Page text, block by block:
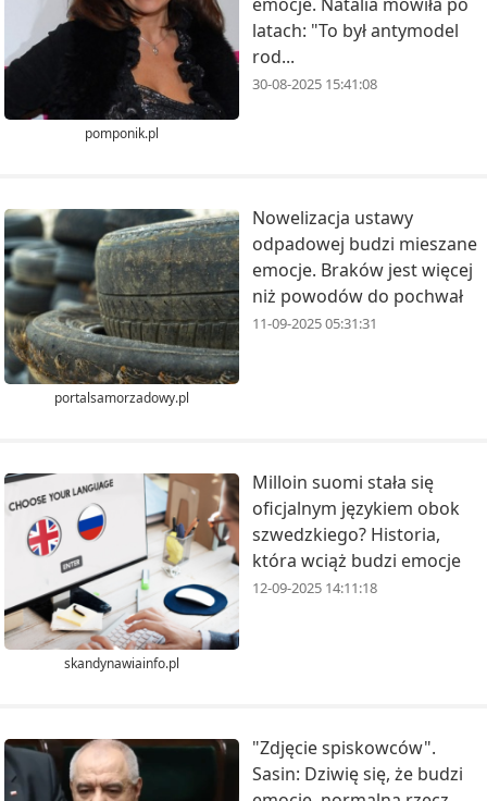
pomponik.pl
latach: "To był antymodel
rod...
30-08-2025 15:41:08
portalsamorzadowy.pl
Nowelizacja ustawy
odpadowej budzi mieszane
emocje. Braków jest więcej
niż powodów do pochwał
11-09-2025 05:31:31
skandynawiainfo.pl
Milloin suomi stała się
oficjalnym językiem obok
szwedzkiego? Historia,
która wciąż budzi emocje
12-09-2025 14:11:18
"Zdjęcie spiskowców".
Sasin: Dziwię się, że budzi